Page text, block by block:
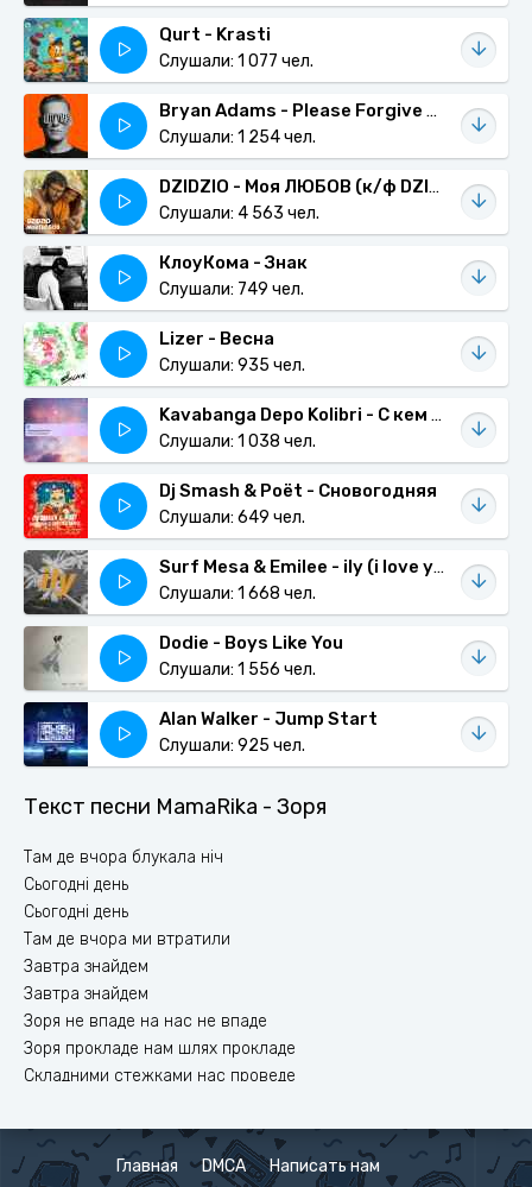
Qurt - Krasti
Слушали: 1 077 чел.
Bryan Adams - Please Forgive Me
Слушали: 1 254 чел.
DZIDZIO - Моя ЛЮБОВ (к/ф DZIDZIO Перший раз)
Слушали: 4 563 чел.
КлоуКома - Знак
Слушали: 749 чел.
Lizer - Весна
Слушали: 935 чел.
Kavabanga Depo Kolibri - С кем ты зависаешь
Слушали: 1 038 чел.
Dj Smash & Poët - Сновогодняя
Слушали: 649 чел.
Surf Mesa & Emilee - ily (i love you baby) (ARTY Remix)
Слушали: 1 668 чел.
Dodie - Boys Like You
Слушали: 1 556 чел.
Alan Walker - Jump Start
Слушали: 925 чел.
Текст песни MamaRika - Зоря
Там де вчора блукала ніч
Сьогодні день
Сьогодні день
Там де вчора ми втратили
Завтра знайдем
Завтра знайдем
Зоря не впаде на нас не впаде
Зоря прокладе нам шлях прокладе
Складними стежками нас проведе
Зоря не впаде на нас не впаде
Зоря прокладе нам шлях прокладе
Главная DMCA Написать нам